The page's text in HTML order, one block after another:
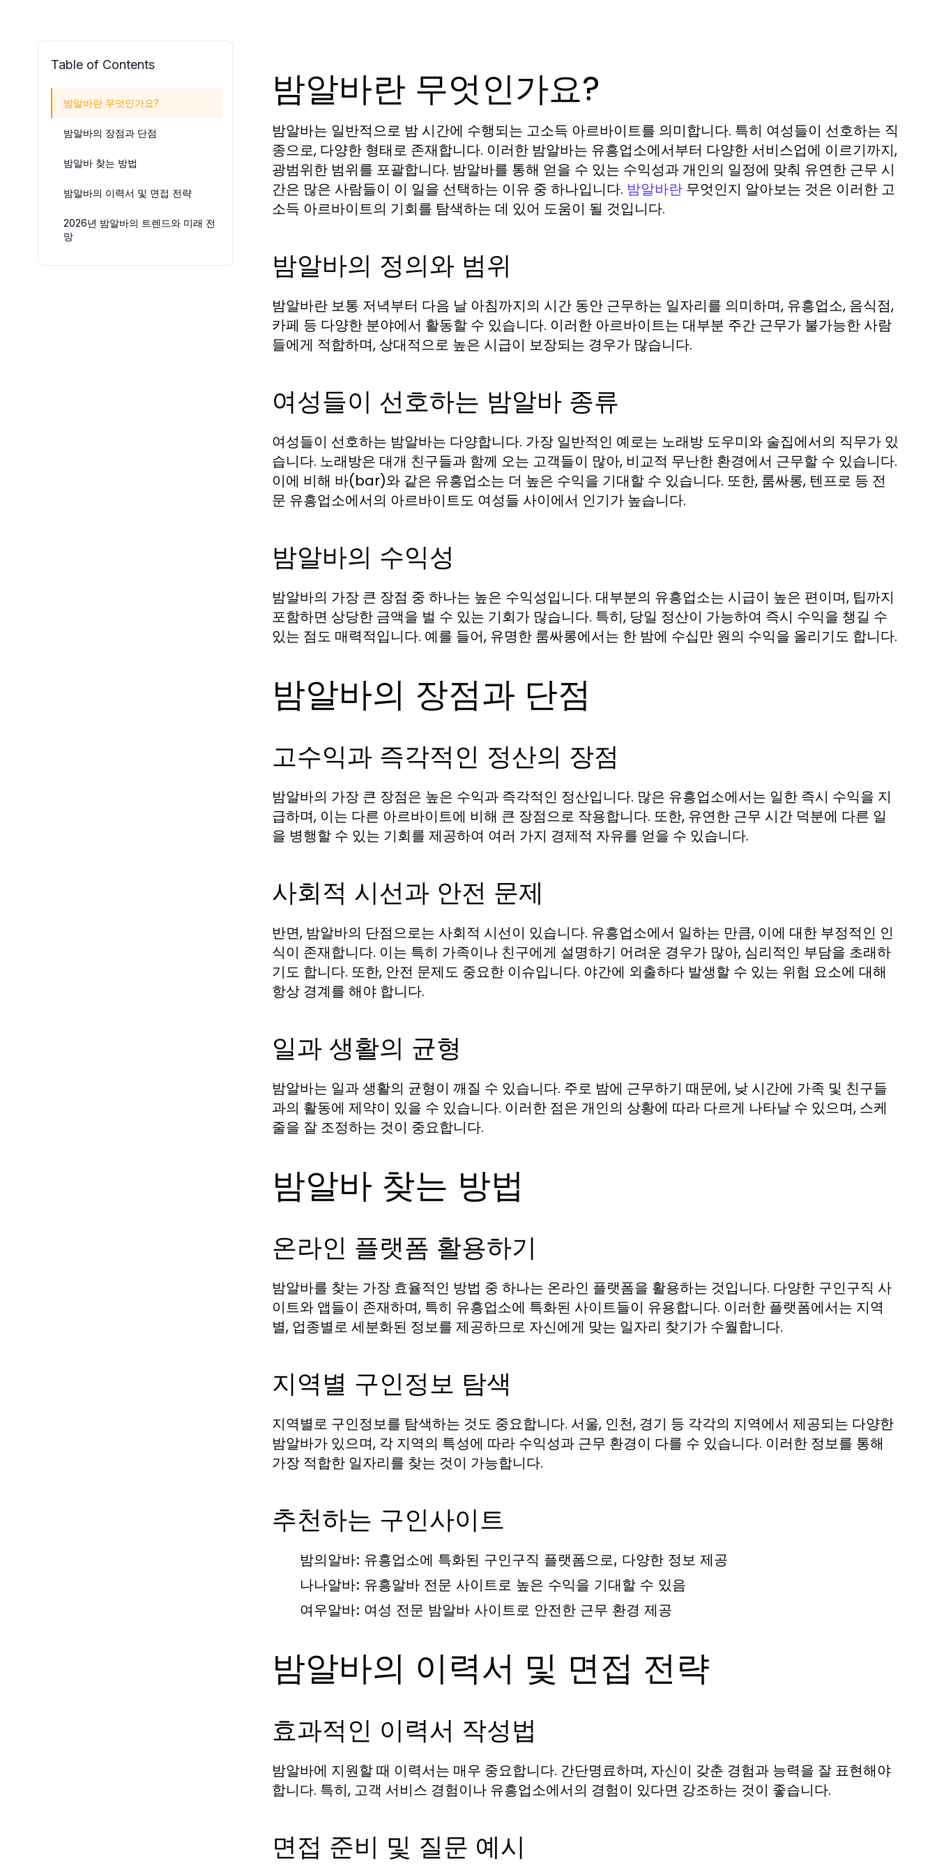
Table of Contents
밤알바란 무엇인가요?
밤알바의 장점과 단점
밤알바 찾는 방법
밤알바의 이력서 및 면접 전략
2026년 밤알바의 트렌드와 미래 전
망
밤알바란 무엇인가요?
밤알바는 일반적으로 밤 시간에 수행되는 고소득 아르바이트를 의미합니다. 특히 여성들이 선호하는 직
종으로, 다양한 형태로 존재합니다. 이러한 밤알바는 유흥업소에서부터 다양한 서비스업에 이르기까지,
광범위한 범위를 포괄합니다. 밤알바를 통해 얻을 수 있는 수익성과 개인의 일정에 맞춰 유연한 근무 시
간은 많은 사람들이 이 일을 선택하는 이유 중 하나입니다. 밤알바란 무엇인지 알아보는 것은 이러한 고
소득 아르바이트의 기회를 탐색하는 데 있어 도움이 될 것입니다.
밤알바의 정의와 범위
밤알바란 보통 저녁부터 다음 날 아침까지의 시간 동안 근무하는 일자리를 의미하며, 유흥업소, 음식점,
카페 등 다양한 분야에서 활동할 수 있습니다. 이러한 아르바이트는 대부분 주간 근무가 불가능한 사람
들에게 적합하며, 상대적으로 높은 시급이 보장되는 경우가 많습니다.
여성들이 선호하는 밤알바 종류
여성들이 선호하는 밤알바는 다양합니다. 가장 일반적인 예로는 노래방 도우미와 술집에서의 직무가 있
습니다. 노래방은 대개 친구들과 함께 오는 고객들이 많아, 비교적 무난한 환경에서 근무할 수 있습니다.
이에 비해 바(bar)와 같은 유흥업소는 더 높은 수익을 기대할 수 있습니다. 또한, 룸싸롱, 텐프로 등 전
문 유흥업소에서의 아르바이트도 여성들 사이에서 인기가 높습니다.
밤알바의 수익성
밤알바의 가장 큰 장점 중 하나는 높은 수익성입니다. 대부분의 유흥업소는 시급이 높은 편이며, 팁까지
포함하면 상당한 금액을 벌 수 있는 기회가 많습니다. 특히, 당일 정산이 가능하여 즉시 수익을 챙길 수
있는 점도 매력적입니다. 예를 들어, 유명한 룸싸롱에서는 한 밤에 수십만 원의 수익을 올리기도 합니다.
밤알바의 장점과 단점
고수익과 즉각적인 정산의 장점
밤알바의 가장 큰 장점은 높은 수익과 즉각적인 정산입니다. 많은 유흥업소에서는 일한 즉시 수익을 지
급하며, 이는 다른 아르바이트에 비해 큰 장점으로 작용합니다. 또한, 유연한 근무 시간 덕분에 다른 일
을 병행할 수 있는 기회를 제공하여 여러 가지 경제적 자유를 얻을 수 있습니다.
사회적 시선과 안전 문제
반면, 밤알바의 단점으로는 사회적 시선이 있습니다. 유흥업소에서 일하는 만큼, 이에 대한 부정적인 인
식이 존재합니다. 이는 특히 가족이나 친구에게 설명하기 어려운 경우가 많아, 심리적인 부담을 초래하
기도 합니다. 또한, 안전 문제도 중요한 이슈입니다. 야간에 외출하다 발생할 수 있는 위험 요소에 대해
항상 경계를 해야 합니다.
일과 생활의 균형
밤알바는 일과 생활의 균형이 깨질 수 있습니다. 주로 밤에 근무하기 때문에, 낮 시간에 가족 및 친구들
과의 활동에 제약이 있을 수 있습니다. 이러한 점은 개인의 상황에 따라 다르게 나타날 수 있으며, 스케
줄을 잘 조정하는 것이 중요합니다.
밤알바 찾는 방법
온라인 플랫폼 활용하기
밤알바를 찾는 가장 효율적인 방법 중 하나는 온라인 플랫폼을 활용하는 것입니다. 다양한 구인구직 사
이트와 앱들이 존재하며, 특히 유흥업소에 특화된 사이트들이 유용합니다. 이러한 플랫폼에서는 지역
별, 업종별로 세분화된 정보를 제공하므로 자신에게 맞는 일자리 찾기가 수월합니다.
지역별 구인정보 탐색
지역별로 구인정보를 탐색하는 것도 중요합니다. 서울, 인천, 경기 등 각각의 지역에서 제공되는 다양한
밤알바가 있으며, 각 지역의 특성에 따라 수익성과 근무 환경이 다를 수 있습니다. 이러한 정보를 통해
가장 적합한 일자리를 찾는 것이 가능합니다.
추천하는 구인사이트
밤의알바: 유흥업소에 특화된 구인구직 플랫폼으로, 다양한 정보 제공
나나알바: 유흥알바 전문 사이트로 높은 수익을 기대할 수 있음
여우알바: 여성 전문 밤알바 사이트로 안전한 근무 환경 제공
밤알바의 이력서 및 면접 전략
효과적인 이력서 작성법
밤알바에 지원할 때 이력서는 매우 중요합니다. 간단명료하며, 자신이 갖춘 경험과 능력을 잘 표현해야
합니다. 특히, 고객 서비스 경험이나 유흥업소에서의 경험이 있다면 강조하는 것이 좋습니다.
면접 준비 및 질문 예시